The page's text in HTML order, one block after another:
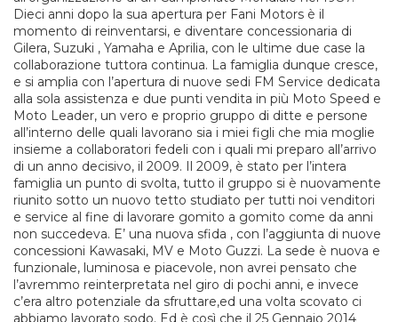
Dieci anni dopo la sua apertura per Fani Motors è il
momento di reinventarsi, e diventare concessionaria di
Gilera, Suzuki , Yamaha e Aprilia, con le ultime due case la
collaborazione tuttora continua. La famiglia dunque cresce,
e si amplia con l’apertura di nuove sedi FM Service dedicata
alla sola assistenza e due punti vendita in più Moto Speed e
Moto Leader, un vero e proprio gruppo di ditte e persone
all’interno delle quali lavorano sia i miei figli che mia moglie
insieme a collaboratori fedeli con i quali mi preparo all’arrivo
di un anno decisivo, il 2009. Il 2009, è stato per l’intera
famiglia un punto di svolta, tutto il gruppo si è nuovamente
riunito sotto un nuovo tetto studiato per tutti noi venditori
e service al fine di lavorare gomito a gomito come da anni
non succedeva. E’ una nuova sfida , con l’aggiunta di nuove
concessioni Kawasaki, MV e Moto Guzzi. La sede è nuova e
funzionale, luminosa e piacevole, non avrei pensato che
l’avremmo reinterpretata nel giro di pochi anni, e invece
c’era altro potenziale da sfruttare,ed una volta scovato ci
abbiamo lavorato sodo. Ed è così che il 25 Gennaio 2014